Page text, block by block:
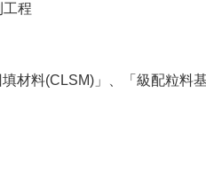
工程
材料(CLSM)」、「級配粒料